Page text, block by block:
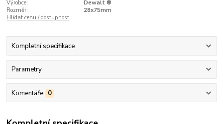
Výrobce:
Dewalt ®
Rozměr:
28x75mm
Hlídat cenu / dostupnost
Kompletní specifikace
Parametry
Komentáře 0